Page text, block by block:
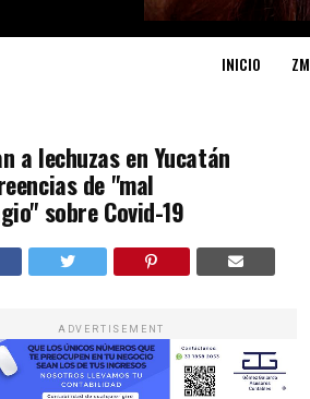
INICIO
a lechuzas en Yucatán
de "mal
sobre Covid-19
ADVERTISEMENT